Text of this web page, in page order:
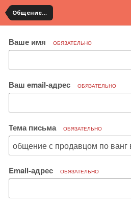
Общение с продавцами. Использование WangWang и TradeManager
Ваше имя ОБЯЗАТЕЛЬНО
Ваш email-адрес ОБЯЗАТЕЛЬНО
Тема письма ОБЯЗАТЕЛЬНО
Email-адрес ОБЯЗАТЕЛЬНО